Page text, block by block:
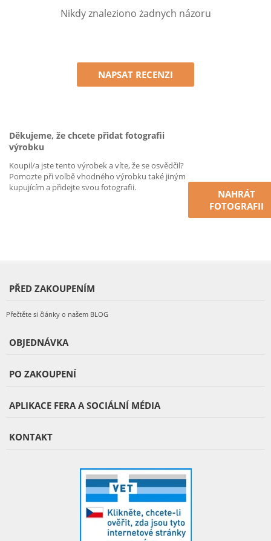
Nikdy znaleziono żadnych názoru
NAPSAT RECENZI
Děkujeme, že chcete přidat fotografii
výrobku
Koupil/a jste tento výrobek a víte, že se osvědčil?
Pomozte při volbě vhodného výrobku také jiným
kupujícím a přidejte svou fotografii.
NAHRÁT
FOTOGRAFII
PŘED ZAKOUPENÍM
Přečtěte si články o našem BLOG
OBJEDNÁVKA
PO ZAKOUPENÍ
APLIKACE FERA A SOCIÁLNÍ MÉDIA
KONTAKT